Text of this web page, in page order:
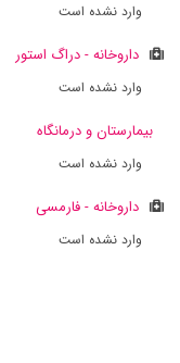
وارد نشده است
داروخانه - دراگ استور
وارد نشده است
بیمارستان و درمانگاه
وارد نشده است
داروخانه - فارمسی
وارد نشده است